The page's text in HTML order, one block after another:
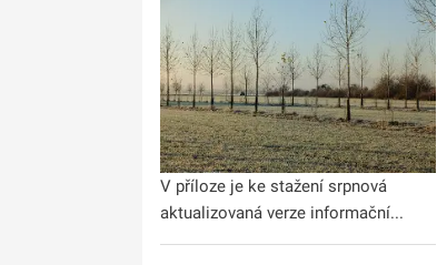
V příloze je ke stažení srpnová
aktualizovaná verze informační...